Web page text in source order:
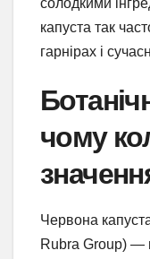
капуста так
гарнірах і
чому
Червона
Rubra Group) —